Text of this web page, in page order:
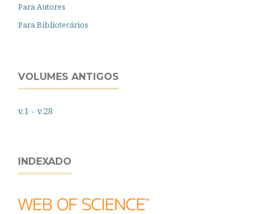
Para Autores
Para Bibliotecários
VOLUMES ANTIGOS
v.1 - v.28
INDEXADO